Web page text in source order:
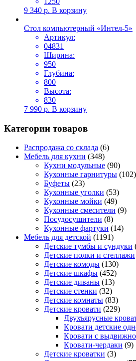
9 340 р. В корзину
Стол компьютерный «Интел-5»
Артикул:
04831
Ширина:
950
Глубина:
800
Высота:
830
7 990 р. В корзину
Категории товаров
Распродажа со склада (6)
Мебель для кухни (348)
Кухни модульные (90)
Кухонные гарнитуры (102)
Буфеты (23)
Кухонные уголки (53)
Кухонные мойки (49)
Кухонные смесители (9)
Посудосушители (8)
Кухонные фартуки (14)
Мебель для детской (1191)
Детские тумбы и сундуки
Детские полки и стеллажи
Детские комоды (130)
Детские шкафы (452)
Детские диваны (13)
Детские стенки (32)
Детские комнаты (83)
Детские кровати (229)
Двухъярусные
Кровати детские
Кровати с
Кровати-чердаки (9)
Детские кроватки (3)